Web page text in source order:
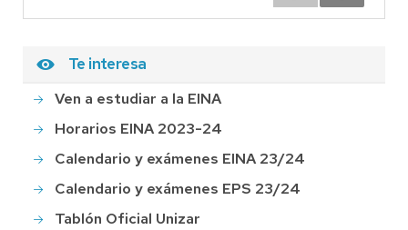
Te interesa
Ven a estudiar a la EINA
Horarios EINA 2023-24
Calendario y exámenes EINA 23/24
Calendario y exámenes EPS 23/24
Tablón Oficial Unizar